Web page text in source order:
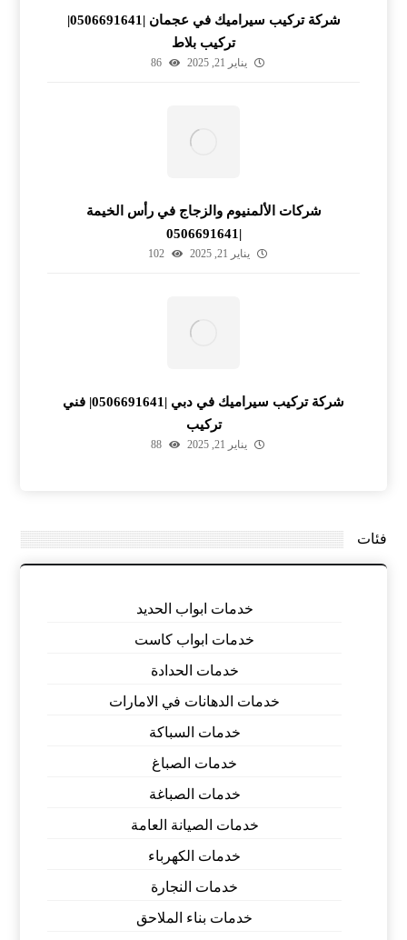
شركة تركيب سيراميك في عجمان |0506691641|
تركيب بلاط
يناير 21, 2025 86
شركات الألمنيوم والزجاج في رأس الخيمة
|0506691641
يناير 21, 2025 102
شركة تركيب سيراميك في دبي |0506691641| فني
تركيب
يناير 21, 2025 88
فئات
خدمات ابواب الحديد
خدمات ابواب كاست
خدمات الحدادة
خدمات الدهانات في الامارات
خدمات السباكة
خدمات الصباغ
خدمات الصباغة
خدمات الصيانة العامة
خدمات الكهرباء
خدمات النجارة
خدمات بناء الملاحق